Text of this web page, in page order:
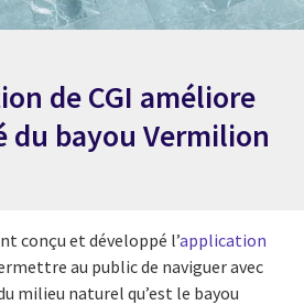
de CGI améliore
du bayou Vermilion
conçu et développé l’application
au public de naviguer avec
milieu naturel qu’est le bayou